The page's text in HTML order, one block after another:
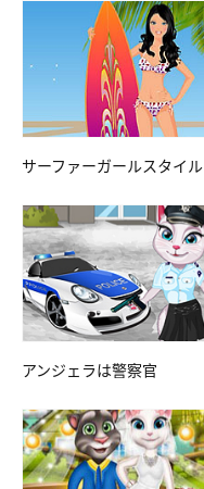
サーファーガールスタイル
アンジェラは警察官